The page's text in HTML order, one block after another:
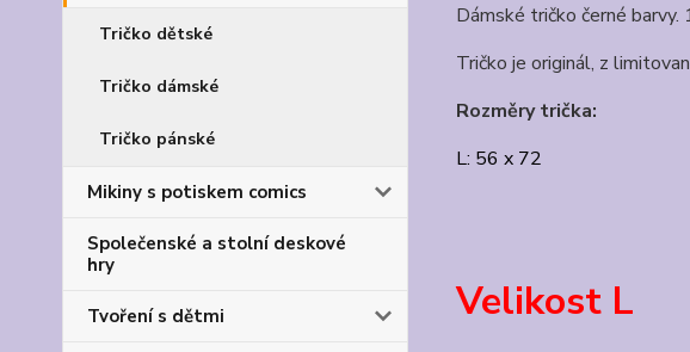
Tričko dětské
Tričko dámské
Tričko pánské
Mikiny s potiskem comics
Společenské a stolní deskové
hry
Tvoření s dětmi
Dámské tričko černé barvy.
Tričko je originál, z
Rozměry trička:
L: 56 x 72
Velikost L